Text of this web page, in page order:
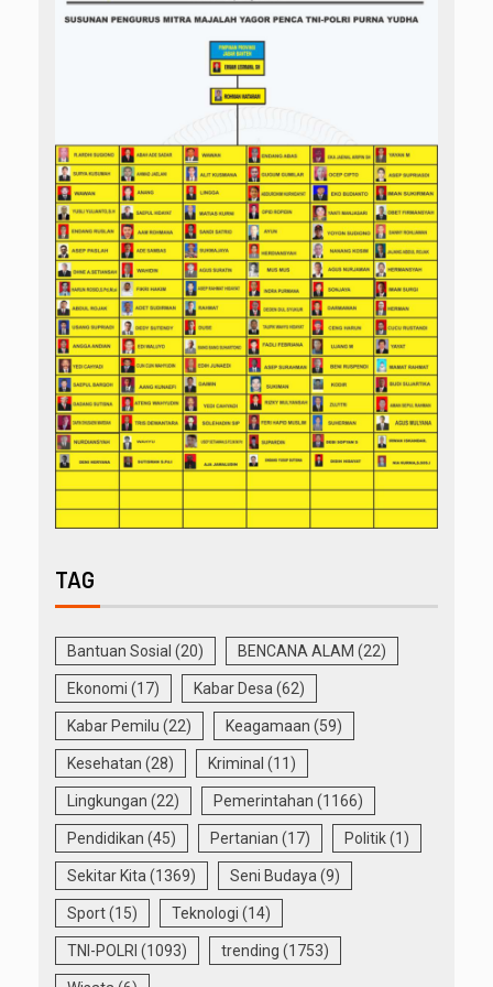
TAG
Bantuan Sosial (20) BENCANA ALAM (22)
Ekonomi (17) Kabar Desa (62)
Kabar Pemilu (22) Keagamaan (59)
Kesehatan (28) Kriminal (11)
Lingkungan (22) Pemerintahan (1166)
Pendidikan (45) Pertanian (17) Politik(1)
Sekitar Kita (1369) Seni Budaya (9)
Sport(15) Teknologi (14)
TNI-POLRI (1093) trending (1753)